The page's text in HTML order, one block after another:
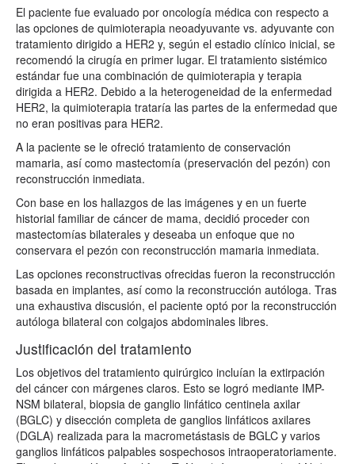
El paciente fue evaluado por oncología médica con respecto a
las opciones de quimioterapia neoadyuvante vs. adyuvante con
tratamiento dirigido a HER2 y, según el estadio clínico inicial, se
recomendó la cirugía en primer lugar. El tratamiento sistémico
estándar fue una combinación de quimioterapia y terapia
dirigida a HER2. Debido a la heterogeneidad de la enfermedad
HER2, la quimioterapia trataría las partes de la enfermedad que
no eran positivas para HER2.
A la paciente se le ofreció tratamiento de conservación
mamaria, así como mastectomía (preservación del pezón) con
reconstrucción inmediata.
Con base en los hallazgos de las imágenes y en un fuerte
historial familiar de cáncer de mama, decidió proceder con
mastectomías bilaterales y deseaba un enfoque que no
conservara el pezón con reconstrucción mamaria inmediata.
Las opciones reconstructivas ofrecidas fueron la reconstrucción
basada en implantes, así como la reconstrucción autóloga. Tras
una exhaustiva discusión, el paciente optó por la reconstrucción
autóloga bilateral con colgajos abdominales libres.
Justificación del tratamiento
Los objetivos del tratamiento quirúrgico incluían la extirpación
del cáncer con márgenes claros. Esto se logró mediante IMP-
NSM bilateral, biopsia de ganglio linfático centinela axilar
(BGLC) y disección completa de ganglios linfáticos axilares
(DGLA) realizada para la macrometástasis de BGLC y varios
ganglios linfáticos palpables sospechosos intraoperatoriamente.